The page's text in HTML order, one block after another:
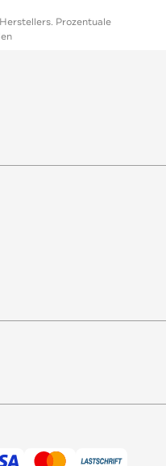
Prozentuale